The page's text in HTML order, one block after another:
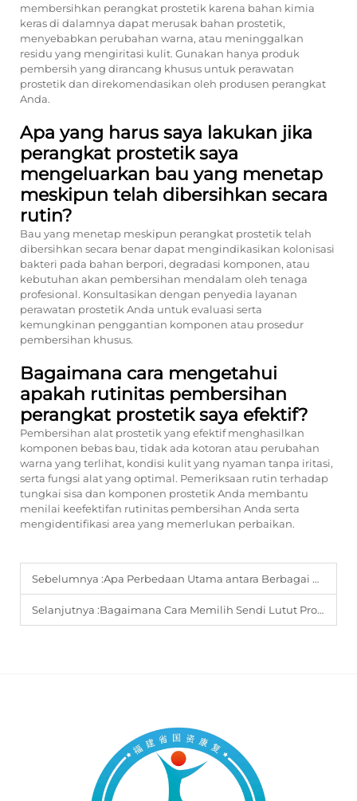
membersihkan perangkat prostetik karena bahan kimia
keras di dalamnya dapat merusak bahan prostetik,
menyebabkan perubahan warna, atau meninggalkan
residu yang mengiritasi kulit. Gunakan hanya produk
pembersih yang dirancang khusus untuk perawatan
prostetik dan direkomendasikan oleh produsen perangkat
Anda.
Apa yang harus saya lakukan jika
perangkat prostetik saya
mengeluarkan bau yang menetap
meskipun telah dibersihkan secara
rutin?
Bau yang menetap meskipun perangkat prostetik telah
dibersihkan secara benar dapat mengindikasikan kolonisasi
bakteri pada bahan berpori, degradasi komponen, atau
kebutuhan akan pembersihan mendalam oleh tenaga
profesional. Konsultasikan dengan penyedia layanan
perawatan prostetik Anda untuk evaluasi serta
kemungkinan penggantian komponen atau prosedur
pembersihan khusus.
Bagaimana cara mengetahui
apakah rutinitas pembersihan
perangkat prostetik saya efektif?
Pembersihan alat prostetik yang efektif menghasilkan
komponen bebas bau, tidak ada kotoran atau perubahan
warna yang terlihat, kondisi kulit yang nyaman tanpa iritasi,
serta fungsi alat yang optimal. Pemeriksaan rutin terhadap
tungkai sisa dan komponen prostetik Anda membantu
menilai keefektifan rutinitas pembersihan Anda serta
mengidentifikasi area yang memerlukan perbaikan.
Sebelumnya :Apa Perbedaan Utama antara Berbagai Desain Sendi Lutut untuk Prostetik?
Selanjutnya :Bagaimana Cara Memilih Sendi Lutut Prostetik yang Tepat Sesuai dengan Tingkat Aktivitas Spesifik Anda?